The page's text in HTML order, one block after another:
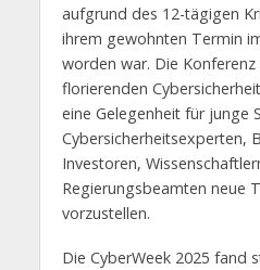
aufgrund des 12-tägigen
ihrem gewohnten Termin
worden war. Die Konferenz
florierenden
eine Gelegenheit für junge
Cybersicherheitsexperten,
Investoren,
Regierungsbeamten neue
vorzustellen.
Die CyberWeek 2025 fand